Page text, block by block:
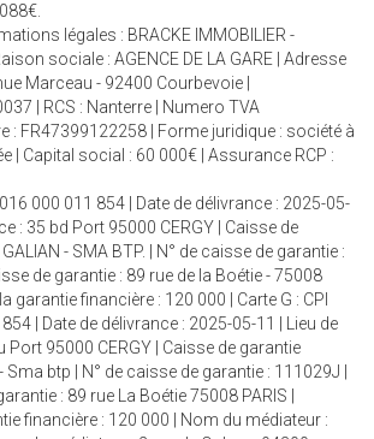
légales : BRACKE IMMOBILIER -
sociale : AGENCE DE LA GARE | Adresse
Marceau - 92400 Courbevoie |
| RCS : Nanterre | Numero TVA
: FR47399122258 | Forme juridique : société à
| Capital social : 60 000€ | Assurance RCP :
000 011 854 | Date de délivrance : 2025-05-
: 35 bd Port 95000 CERGY | Caisse de
- SMA BTP. | N° de caisse de garantie :
de garantie : 89 rue de la Boétie - 75008
garantie financière : 120 000 | Carte G : CPI
| Date de délivrance : 2025-05-11 | Lieu de
Port 95000 CERGY | Caisse de garantie
Sma btp | N° de caisse de garantie : 111029J |
: 89 rue La Boétie 75008 PARIS |
financière : 120 000 | Nom du médiateur :